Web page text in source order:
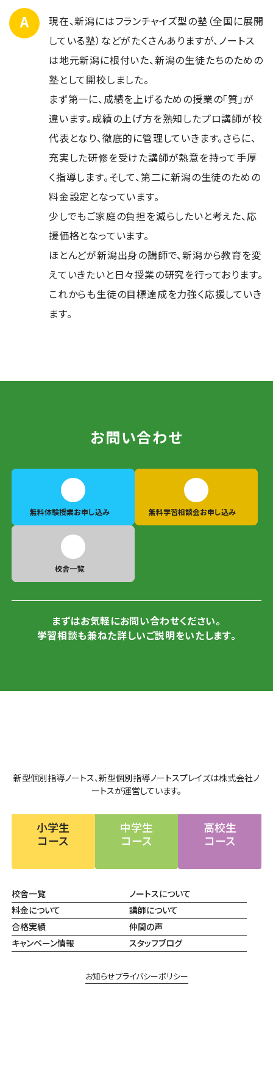
現在、新潟にはフランチャイズ型の塾（全国に展開
している塾）などがたくさんありますが、ノートス
は地元新潟に根付いた、新潟の生徒たちのための
塾として開校しました。
まず第一に、成績を上げるための授業の「質」が
違います。成績の上げ方を熟知したプロ講師が校
代表となり、徹底的に管理していきます。さらに、
充実した研修を受けた講師が熱意を持って手厚
く指導します。そして、第二に新潟の生徒のための
料金設定となっています。
少しでもご家庭の負担を減らしたいと考えた、応
援価格となっています。
ほとんどが新潟出身の講師で、新潟から教育を変
えていきたいと日々授業の研究を行っております。
これからも生徒の目標達成を力強く応援していき
ます。
お問い合わせ
無料体験授業お申し込み 無料学習相談会お申し込み
校舎一覧
まずはお気軽にお問い合わせください。
学習相談も兼ねた詳しいご説明をいたします。
新型個別指導ノートス、新型個別指導ノートスプレイズは株式会社ノ
ートスが運営しています。
小学生
コース
中学生
コース
高校生
コース
校舎一覧
ノートスについて
料金について
講師について
合格実績
仲間の声
キャンペーン情報
スタッフブログ
お知らせプライバシーポリシー